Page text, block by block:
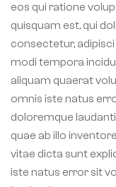
eos qui ratione
quisquam est, qui
consectetur,
modi tempora
aliquam quaerat
omnis iste natus
doloremque
quae ab illo
vitae dicta sunt
iste natus error sit